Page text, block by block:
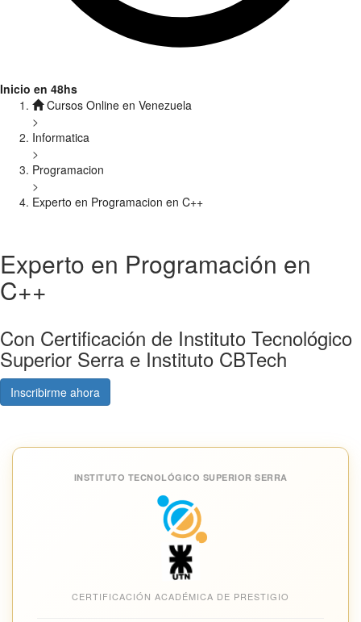
Inicio en 48hs
Cursos Online en Venezuela
>
Informatica
>
Programacion
>
Experto en Programacion en C++
Experto en Programación en
C++
Con Certificación de Instituto Tecnológico
Superior Serra e Instituto CBTech
Inscribirme ahora
INSTITUTO TECNOLÓGICO SUPERIOR SERRA
CERTIFICACIÓN ACADÉMICA DE PRESTIGIO